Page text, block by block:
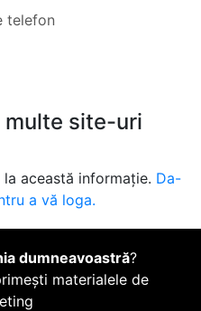
telefon
multe site-uri
această informație. Da-
a vă loga.
dumneavoastră?
materialele de